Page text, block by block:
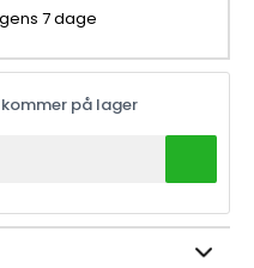
7 dage
på lager